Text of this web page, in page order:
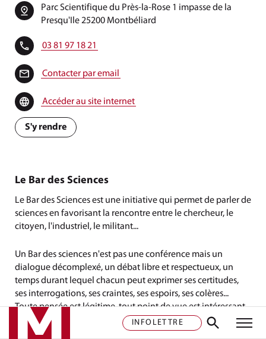
INFOLETTRE
Parc Scientifique du Près-la-Rose 1 impasse de la
Presqu'Ile 25200 Montbéliard
03 81 97 18 21
Contacter par email
Accéder au site internet
S'y rendre
Le Bar des Sciences
Le Bar des Sciences est une initiative qui permet de parler de
sciences en favorisant la rencontre entre le chercheur, le
citoyen, l'industriel, le militant...
Un Bar des sciences n'est pas une conférence mais un
dialogue décomplexé, un débat libre et respectueux, un
temps durant lequel chacun peut exprimer ses certitudes,
ses interrogations, ses craintes, ses espoirs, ses colères...
Toute pensée est légitime, tout point de vue est intéressant
dans le respect mutuel. Entrée libre et gratuite.